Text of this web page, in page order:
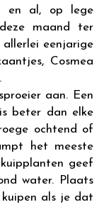
en al, op lege
maand ter
allerlei eenjarige
Cosmea
aan. Een
beter dan elke
ochtend of
het meeste
geef
water. Plaats
als je dat